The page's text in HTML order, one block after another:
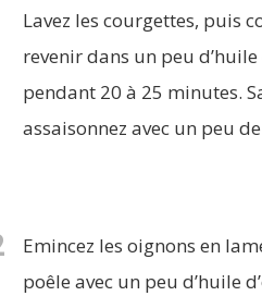
Lavez les courgettes, puis
revenir dans un peu
pendant 20 à 25 minutes.
assaisonnez avec un peu
Emincez les oignons en
poêle avec un peu d’huile